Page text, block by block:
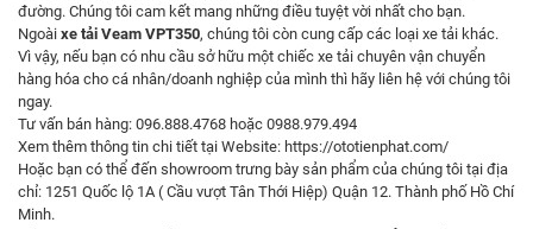
đường. Chúng tôi cam kết mang những điều tuyệt vời nhất cho bạn.
Ngoài xe tải Veam VPT350, chúng tôi còn cung cấp các loại xe tải khác.
Vì vậy, nếu bạn có nhu cầu sở hữu một chiếc xe tải chuyên vận chuyển
hàng hóa cho cá nhân/doanh nghiệp của mình thì hãy liên hệ với chúng tôi
ngay.
Tư vấn bán hàng: 096.888.4768 hoặc 0988.979.494
Xem thêm thông tin chi tiết tại Website: https://ototienphat.com/
Hoặc bạn có thể đến showroom trưng bày sản phẩm của chúng tôi tại địa
chỉ: 1251 Quốc lộ 1A ( Cầu vượt Tân Thới Hiệp) Quận 12. Thành phố Hồ Chí
Minh.